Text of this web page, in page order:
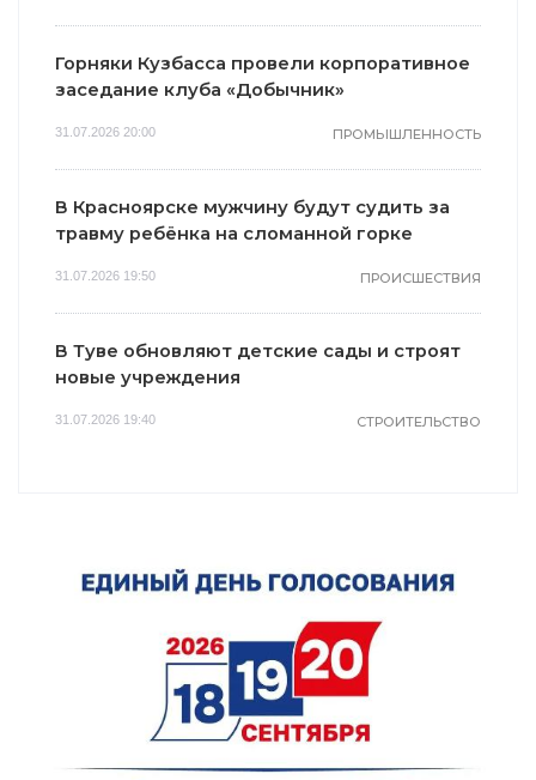
Горняки Кузбасса провели корпоративное
заседание клуба «Добычник»
31.07.2026 20:00 ПРОМЫШЛЕННОСТЬ
В Красноярске мужчину будут судить за
травму ребёнка на сломанной горке
31.07.2026 19:50 ПРОИСШЕСТВИЯ
В Туве обновляют детские сады и строят
новые учреждения
31.07.2026 19:40 СТРОИТЕЛЬСТВО